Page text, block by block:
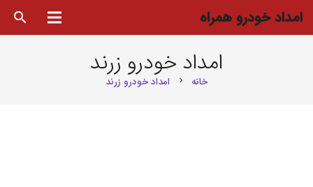
امداد خودرو همراه search
امداد خودرو زرند
خانه chevron_right امداد خودرو زرند